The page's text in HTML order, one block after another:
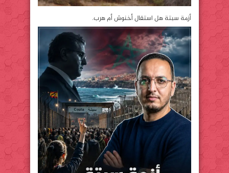
أزمة سبتة هل استقال أخنوش أم هرب.